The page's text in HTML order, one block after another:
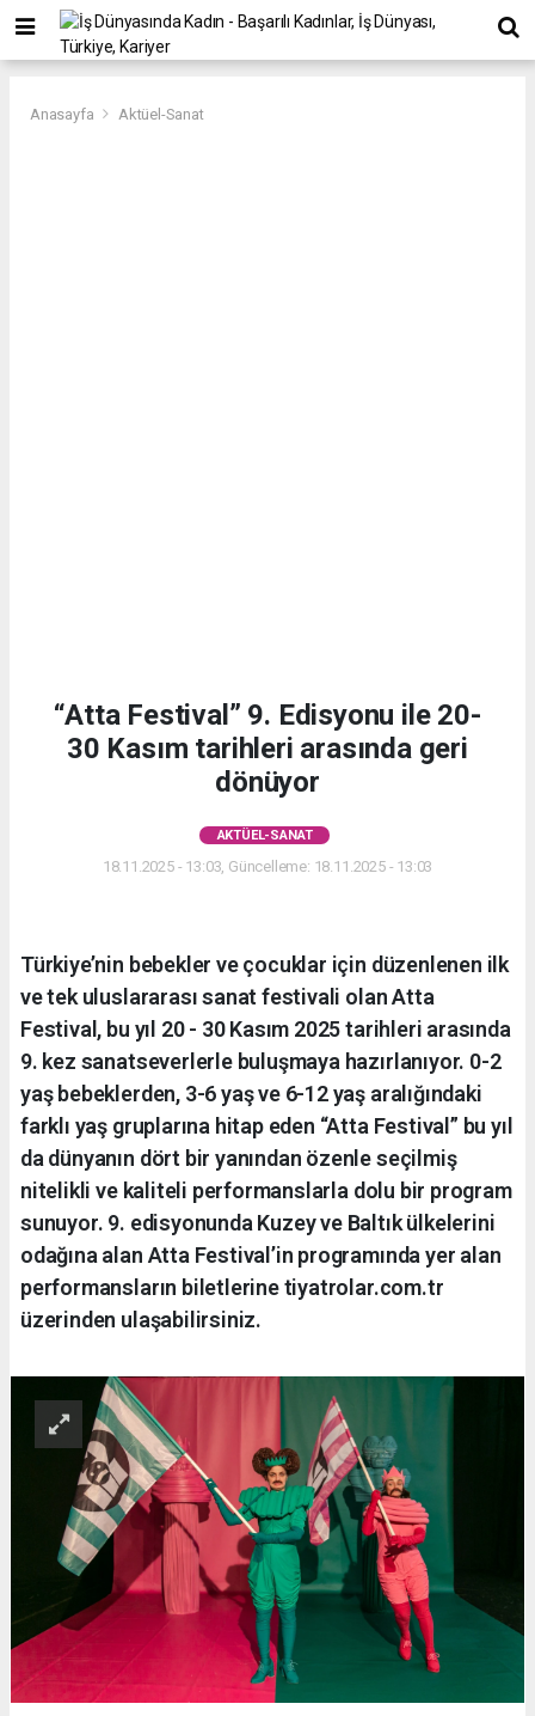
Anasayfa Aktüel-Sanat
“Atta Festival” 9. Edisyonu ile 20-
30 Kasım tarihleri arasında geri
dönüyor
AKTÜEL-SANAT
18.11.2025 - 13:03, Güncelleme: 18.11.2025 - 13:03
Türkiye’nin bebekler ve çocuklar için düzenlenen ilk
ve tek uluslararası sanat festivali olan Atta
Festival, bu yıl 20 - 30 Kasım 2025 tarihleri arasında
9. kez sanatseverlerle buluşmaya hazırlanıyor. 0-2
yaş bebeklerden, 3-6 yaş ve 6-12 yaş aralığındaki
farklı yaş gruplarına hitap eden “Atta Festival” bu yıl
da dünyanın dört bir yanından özenle seçilmiş
nitelikli ve kaliteli performanslarla dolu bir program
sunuyor. 9. edisyonunda Kuzey ve Baltık ülkelerini
odağına alan Atta Festival’in programında yer alan
performansların biletlerine tiyatrolar.com.tr
üzerinden ulaşabilirsiniz.